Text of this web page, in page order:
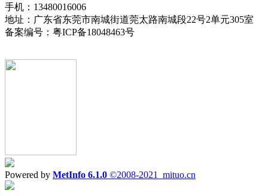
手机：13480016006
地址：广东省东莞市南城街道莞太路南城段22号2单元305室
备案编号：粤ICP备18048463号
Powered by MetInfo 6.1.0 ©2008-2021 mituo.cn